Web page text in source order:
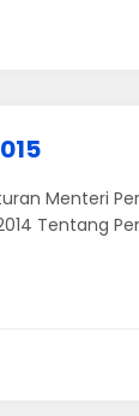
Menteri
Tentang